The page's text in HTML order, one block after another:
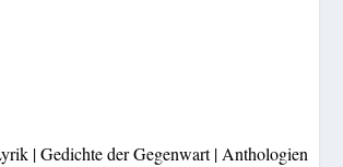
| Gedichte der Gegenwart | Anthologien